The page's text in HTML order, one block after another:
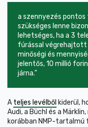
a szennyezés
szükséges lenne
lehetséges, ha a 3
fúrással
minőségi és
jelentős, 10 millió
járna.”
A teljes levélből kiderül,
Audi, a Büchl és a
korábban NMP-